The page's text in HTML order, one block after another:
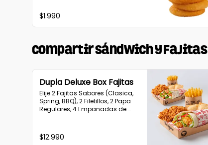
$1.990
Compartir Sándwich y Fajitas
Dupla Deluxe Box Fajitas
Elije 2 Fajitas Sabores (Clasica,
Spring, BBQ), 2 Filetillos, 2 Papa
Regulares, 4 Empanadas de
$12.990